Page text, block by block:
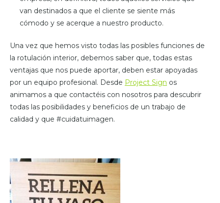
van destinados a que el cliente se siente más
cómodo y se acerque a nuestro producto.
Una vez que hemos visto todas las posibles funciones de
la rotulación interior, debemos saber que, todas estas
ventajas que nos puede aportar, deben estar apoyadas
por un equipo profesional. Desde Project Sign os
animamos a que contactéis con nosotros para descubrir
todas las posibilidades y beneficios de un trabajo de
calidad y que #cuidatuimagen.